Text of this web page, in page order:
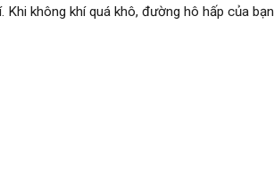
không khí quá khô, đường hô hấp của bạn